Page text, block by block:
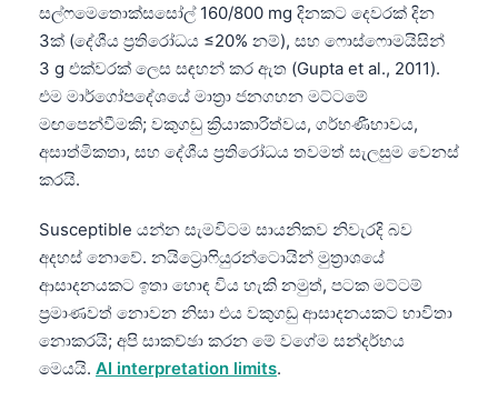
සල්ෆමෙතොක්සසෝල් 160/800 mg දිනකට දෙවරක් දින
3ක් (දේශීය ප්‍රතිරෝධය ≤20% නම්), සහ ෆොස්ෆොමයිසින්
3 g එක්වරක් ලෙස සඳහන් කර ඇත (Gupta et al., 2011).
එම මාර්ගෝපදේශයේ මාත්‍රා ජනගහන මට්ටමේ
මඟපෙන්වීමකි; වකුගඩු ක්‍රියාකාරිත්වය, ගර්භණීභාවය,
අසාත්මිකතා, සහ දේශීය ප්‍රතිරෝධය තවමත් සැලසුම වෙනස්
කරයි.
Susceptible යන්න සැමවිටම සායනිකව නිවැරදි බව
අදහස් නොවේ. නයිට්‍රොෆියුරන්ටොයින් මුත්‍රාශයේ
ආසාදනයකට ඉතා හොඳ විය හැකි නමුත්, පටක මට්ටම්
ප්‍රමාණවත් නොවන නිසා එය වකුගඩු ආසාදනයකට භාවිතා
නොකරයි; අපි සාකච්ඡා කරන මේ වගේම සන්දර්භය
මෙයයි. AI interpretation limits.